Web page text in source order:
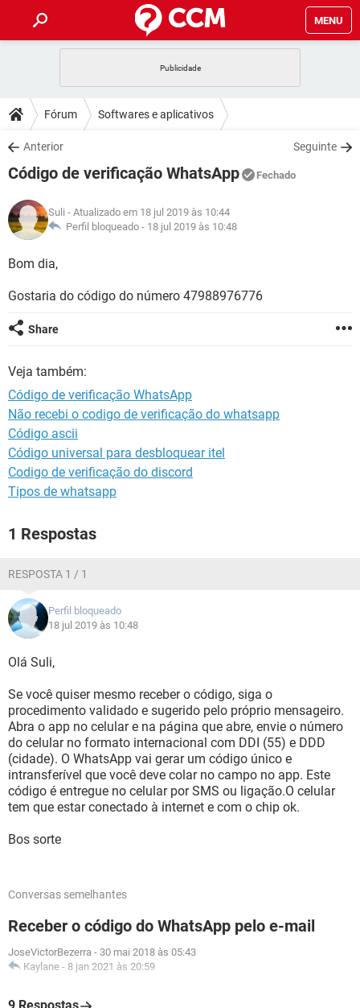
MENU
CELULAR FACEBOOK
OUTLOOK
INSTAGRAM GMAIL
GUIA DE COMPRAS
DICAS
JOGOS WHATSAPP
INSTAGRAM GMAIL
GUIA DE COMPRAS
DOWNLOADS
JOGOS WHATSAPP
CELULAR
OUTLOOK EXCEL
INSTAGRAM
FÓRUM
JOGOS WHATSAPP
CELULAR
OUTLOOK
INSTAGRAM GMAIL
GUIA DE COMPRAS
GLOSSÁRIO
JOGOS
INSTAGRAM
GUIA DE COMPRAS
Fórum Softwares e aplicativos
Anterior Seguinte
Código de verificação WhatsApp Fechado
Suli - Atualizado em 18 jul 2019 às 10:44
Perfil bloqueado - 18 jul 2019 às 10:48
Bom dia,
Gostaria do código do número 47988976776
Share
Veja também:
Código de verificação WhatsApp
Não recebi o codigo de verificação do whatsapp
Código ascii
Código universal para desbloquear itel
Codigo de verificação do discord
Tipos de whatsapp
1 Respostas
RESPOSTA 1 / 1
Perfil bloqueado
18 jul 2019 às 10:48
Olá Suli,
Se você quiser mesmo receber o código, siga o
procedimento validado e sugerido pelo próprio mensageiro.
Abra o app no celular e na página que abre, envie o número
do celular no formato internacional com DDI (55) e DDD
(cidade). O WhatsApp vai gerar um código único e
intransferível que você deve colar no campo no app. Este
código é entregue no celular por SMS ou ligação.O celular
tem que estar conectado à internet e com o chip ok.
Bos sorte
Conversas semelhantes
Receber o código do WhatsApp pelo e-mail
JoseVictorBezerra - 30 mai 2018 às 05:43
Kaylane - 8 jan 2021 às 20:59